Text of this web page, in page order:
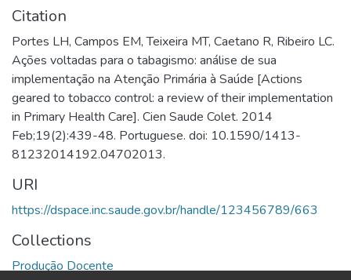
Citation
Portes LH, Campos EM, Teixeira MT, Caetano R, Ribeiro LC.
Ações voltadas para o tabagismo: análise de sua
implementação na Atenção Primária à Saúde [Actions
geared to tobacco control: a review of their implementation
in Primary Health Care]. Cien Saude Colet. 2014
Feb;19(2):439-48. Portuguese. doi: 10.1590/1413-
81232014192.04702013.
URI
https://dspace.inc.saude.gov.br/handle/123456789/663
Collections
Produção Docente